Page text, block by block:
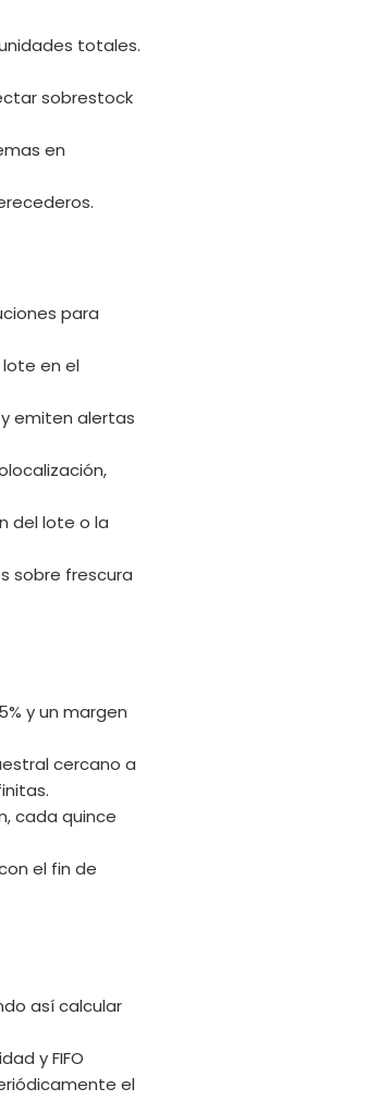
totales.
sobrestock
en
para
en el
emiten alertas
del lote o la
sobre frescura
y un margen
cercano a
cada quince
el fin de
así calcular
y FIFO
el